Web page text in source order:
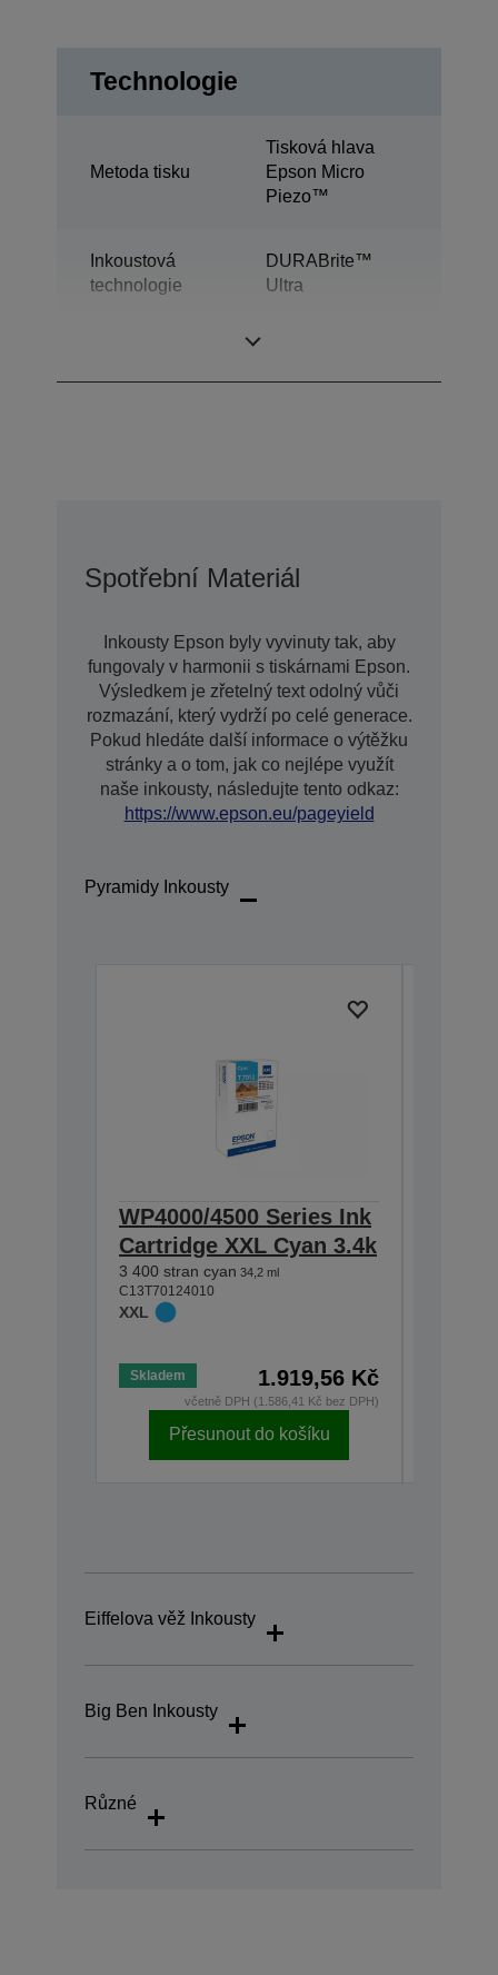
Technologie
Metoda tisku
Tisková hlava
Epson Micro
Piezo™
Inkoustová
technologie
DURABrite™
Ultra
Spotřební Materiál
Inkousty Epson byly vyvinuty tak, aby
fungovaly v harmonii s tiskárnami Epson.
Výsledkem je zřetelný text odolný vůči
rozmazání, který vydrží po celé generace.
Pokud hledáte další informace o výtěžku
stránky a o tom, jak co nejlépe využít
naše inkousty, následujte tento odkaz:
https://www.epson.eu/pageyield
Pyramidy Inkousty
WP4000/4500 Series Ink
Cartridge XXL Cyan 3.4k
3 400 stran cyan 34,2 ml
C13T70124010
XXL
Skladem 1.919,56 Kč
včetně DPH (1.586,41 Kč bez DPH)
Přesunout do košíku
Eiffelova věž Inkousty
Big Ben Inkousty
Různé